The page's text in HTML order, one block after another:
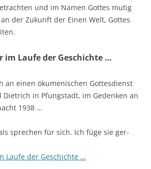
und im Namen Got­tes mutig
der Zukunft der Einen Welt, Got­tes
im Laufe der Geschichte …
an einen öku­me­ni­schen Got­tes­dienst
in Pfung­stadt, im Geden­ken an
1938 …
spre­chen für sich. Ich füge sie ger­
Lau­fe der Geschichte …